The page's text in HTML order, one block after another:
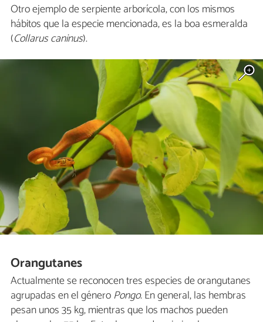
Otro ejemplo de serpiente arborícola, con los mismos
hábitos que la especie mencionada, es la boa esmeralda
(Collarus caninus).
Orangutanes
Actualmente se reconocen tres especies de orangutanes
agrupadas en el géneroPongo.En general, las hembras
pesan unos 35 kg, mientras que los machos pueden